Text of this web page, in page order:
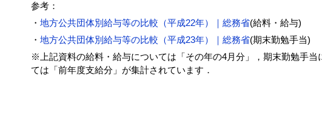
参考：
・ 地方公共団体別給与等の比較（平成22年）｜総務省(給料・給与)
・ 地方公共団体別給与等の比較（平成23年）｜総務省(期末勤勉手当)
※上記資料の給料・給与については「その年の4月分」，期末勤勉手当
ては「前年度支給分」が集計されています．